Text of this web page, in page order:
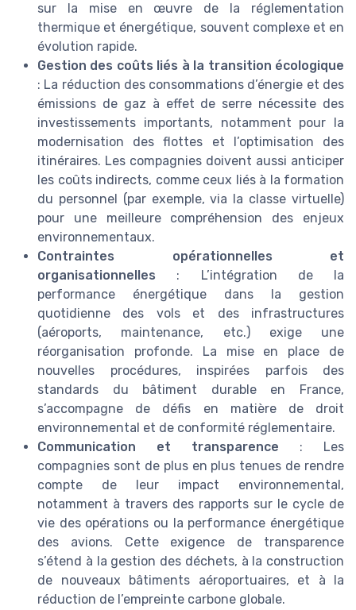
sur la mise en œuvre de la réglementation
thermique et énergétique, souvent complexe et en
évolution rapide.
Gestion des coûts liés à la transition écologique
: La réduction des consommations d’énergie et des
émissions de gaz à effet de serre nécessite des
investissements importants, notamment pour la
modernisation des flottes et l’optimisation des
itinéraires. Les compagnies doivent aussi anticiper
les coûts indirects, comme ceux liés à la formation
du personnel (par exemple, via la classe virtuelle)
pour une meilleure compréhension des enjeux
environnementaux.
Contraintes opérationnelles et
organisationnelles : L’intégration de la
performance énergétique dans la gestion
quotidienne des vols et des infrastructures
(aéroports, maintenance, etc.) exige une
réorganisation profonde. La mise en place de
nouvelles procédures, inspirées parfois des
standards du bâtiment durable en France,
s’accompagne de défis en matière de droit
environnemental et de conformité réglementaire.
Communication et transparence : Les
compagnies sont de plus en plus tenues de rendre
compte de leur impact environnemental,
notamment à travers des rapports sur le cycle de
vie des opérations ou la performance énergétique
des avions. Cette exigence de transparence
s’étend à la gestion des déchets, à la construction
de nouveaux bâtiments aéroportuaires, et à la
réduction de l’empreinte carbone globale.